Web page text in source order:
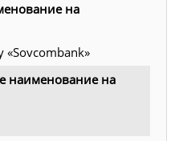
на
«Sovcombank»
наименование на